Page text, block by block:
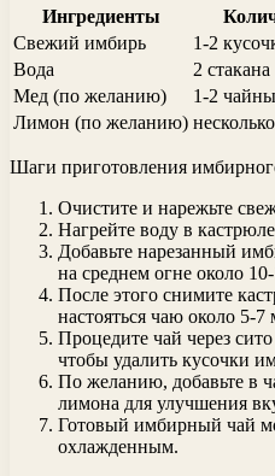
Ингредиенты
Свежий имбирь
1-2
Вода
2 стакана
Мед (по желанию)
1-2
Лимон (по желанию)
Шаги приготовления
Очистите и нарежьте
Нагрейте воду в
Добавьте нарезанный
на среднем огне около
После этого снимите
настояться чаю около 5-7
Процедите чай через
чтобы удалить кусочки
По желанию, добавьте в
лимона для улучшения
Готовый имбирный чай
охлажденным.